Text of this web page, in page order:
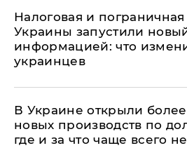
Налоговая и
Украины запустили
информацией: что
украинцев
В Украине открыли более
новых производств по
где и за что чаще всего